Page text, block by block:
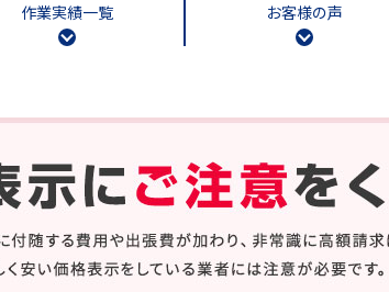
作業実績一覧 お客様の声